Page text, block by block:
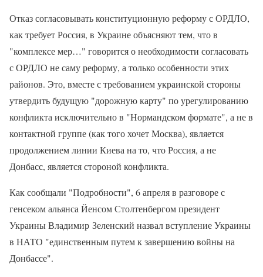
Отказ согласовывать конституционную реформу с ОРДЛО,
как требует Россия, в Украине объясняют тем, что в
"комплексе мер…" говорится о необходимости согласовать
с ОРДЛО не саму реформу, а только особенности этих
районов. Это, вместе с требованием украинской стороны
утвердить будущую "дорожную карту" по урегулированию
конфликта исключительно в "Нормандском формате", а не в
контактной группе (как того хочет Москва), является
продолжением линии Киева на то, что Россия, а не
Донбасс, является стороной конфликта.
Как сообщали "Подробности", 6 апреля в разговоре с
генсеком альянса Йенсом Столтенбергом президент
Украины Владимир Зеленский назвал вступление Украины
в НАТО "единственным путем к завершению войны на
Донбассе".